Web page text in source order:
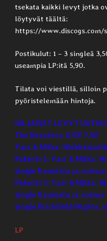
tsekata kaikki levyt jotka
löytyvät täältä:
https://
Postikulut: 1 – 3 singleä
useampia LP:itä 5,90.
Tilata voi viestillä, silloin
pyöristelemään hintoja.
HILJAISET LEVYT
The Boasters: II EP 7,50
Yari & Miika:
Paketti 1: Yari & Miika:
single Kaunista ja
Paketti 2: Yari & Miika:
single Kaunista ja rumaa
single Brickfield Nights;
LP